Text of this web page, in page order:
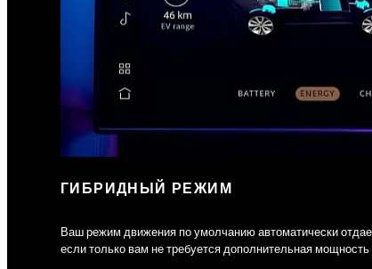
ГИБРИДНЫЙ РЕЖИМ
Ваш режим движения по умолчанию автоматически
если только вам не требуется дополнительная мощность